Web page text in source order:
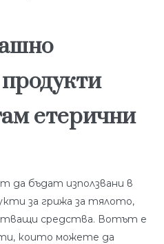
етерични
да бъдат използвани в
за грижа за тялото,
средства. Вотът е
които можете да